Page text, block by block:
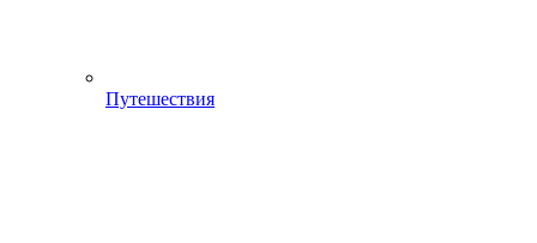
Путешествия